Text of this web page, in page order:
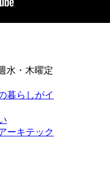
水・木曜定
暮らしがイ
ーキテック